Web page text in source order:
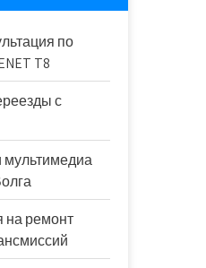
по
T8
с
мультимедиа
на ремонт